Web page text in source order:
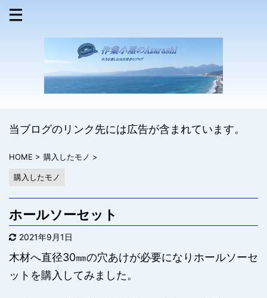
当ブログのリンク先には広告が含まれています。
HOME > 購入したモノ >
購入したモノ
ホールソーセット
2021年9月1日
木材へ直径30㎜の穴あけが必要になりホールソーセ
ットを購入してみました。